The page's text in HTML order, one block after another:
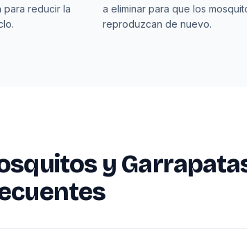
reducir la
a eliminar para que los
reproduzcan de nuevo.
y